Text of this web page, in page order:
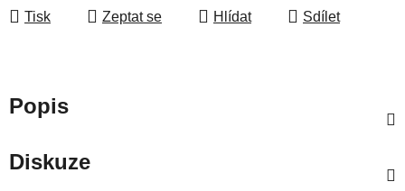
Tisk Zeptat se Hlídat Sdílet
Popis
Diskuze